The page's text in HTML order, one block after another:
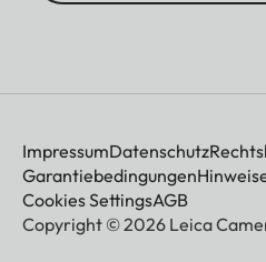
ImpressumDatenschutz
Garantiebedingungen
Cookies SettingsAGB
Copyright © 2026 Leica